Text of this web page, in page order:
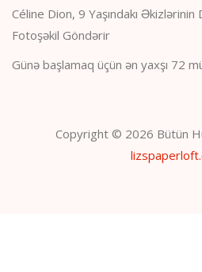
Céline Dion, 9 Yaşındakı
Fotoşəkil Göndərir
Günə başlamaq üçün ən yaxşı 72
Copyright © 2026 Bütün